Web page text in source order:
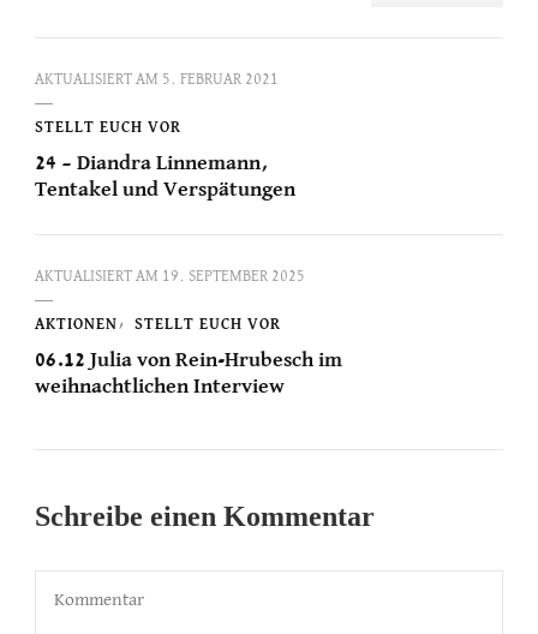
AKTUALISIERT AM 5. FEBRUAR 2021
STELLT EUCH VOR
24 – Diandra Linnemann,
Tentakel und Verspätungen
AKTUALISIERT AM 19. SEPTEMBER 2025
AKTIONEN STELLT EUCH VOR
06.12 Julia von Rein-Hrubesch im
weihnachtlichen Interview
Schreibe einen Kommentar